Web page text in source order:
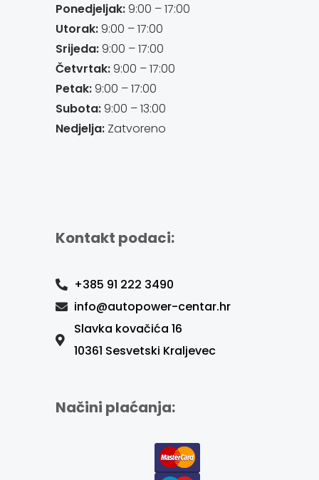
Ponedjeljak:9:00 – 17:00
Utorak:9:00 – 17:00
Srijeda:9:00 – 17:00
Četvrtak:9:00 – 17:00
Petak:9:00 – 17:00
Subota:9:00 – 13:00
Nedjelja:Zatvoreno
Kontakt podaci:
+385 91 222 3490
info@autopower-centar.hr
Slavka kovačića 16
10361 Sesvetski Kraljevec
Načini plaćanja: